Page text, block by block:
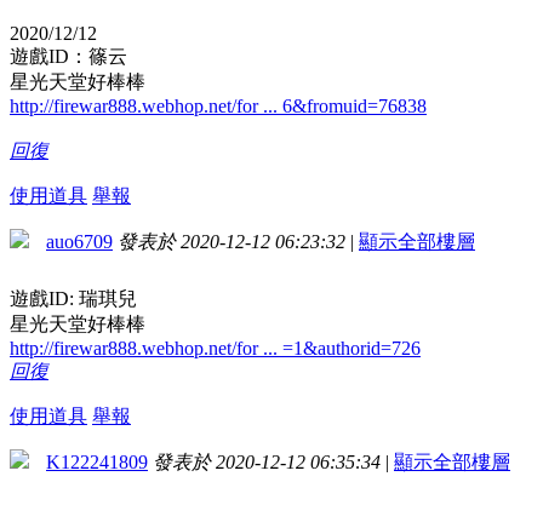
2020/12/12
遊戲ID：篠云
星光天堂好棒棒
http://firewar888.webhop.net/for ... 6&fromuid=76838
回復
使用道具 舉報
auo6709 發表於 2020-12-12 06:23:32 | 顯示全部樓層
遊戲ID: 瑞琪兒
星光天堂好棒棒
http://firewar888.webhop.net/for ... =1&authorid=726
回復
使用道具 舉報
K122241809 發表於 2020-12-12 06:35:34 | 顯示全部樓層